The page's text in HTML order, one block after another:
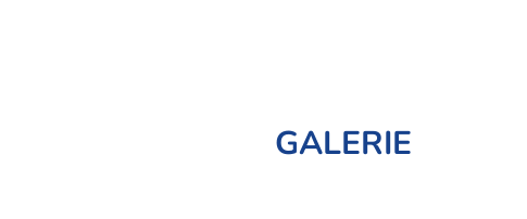
GALERIE